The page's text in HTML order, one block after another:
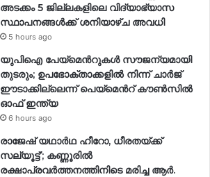
അടക്കം 5 ജില്ലകളിലെ വിദ്യാഭ്യാസ
സ്ഥാപനങ്ങള്‍ക്ക് ശനിയാഴ്ച അവധി
5 hours ago
യുപിഐ പേയ്മെന്‍റുകൾ സൗജന്യമായി
തുടരും; ഉപഭോക്താക്കളിൽ നിന്ന് ചാർജ്
ഈടാക്കില്ലെന്ന് പെയ്മെന്‍റ് കൗൺസിൽ
ഓഫ് ഇന്ത്യ
6 hours ago
രാജേഷ് യഥാര്‍ഥ ഹീറോ, ധീരതയ്ക്ക്
സല്യൂട്ട്’; കണ്ണൂരിൽ
രക്ഷാപ്രവര്‍ത്തനത്തിനിടെ മരിച്ച ആര്‍.